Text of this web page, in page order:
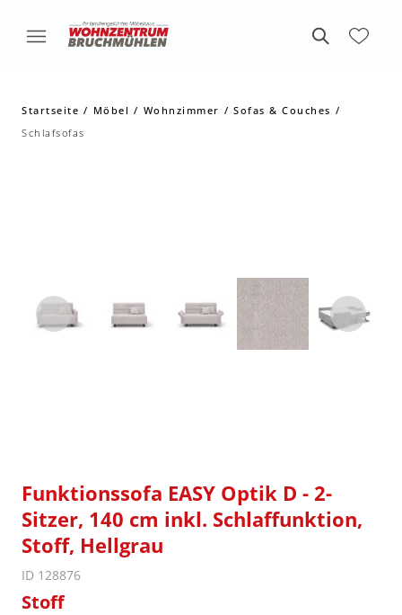
Startseite Möbel Wohnzimmer
Sofas & Couches
Schlafsofas
Funktionssofa EASY Optik D - 2-
Sitzer, 140 cm inkl. Schlaffunktion,
Stoff, Hellgrau
ID 128876
Stoff